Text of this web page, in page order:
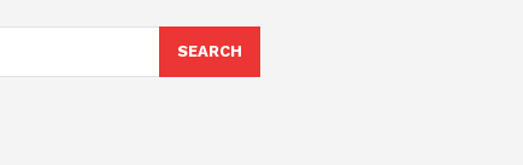
SEARCH